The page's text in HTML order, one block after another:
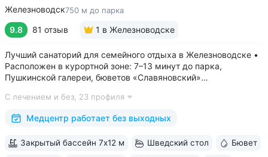
Железноводск750 м до парка
9.8 81 отзыв 1 в Железноводске
Лучший санаторий для семейного отдыха в Железноводске •
Расположен в курортной зоне: 7–13 минут до парка,
Пушкинской галереи, бюветов «Славяновский»
«Славяновская» • Все в одном здании: не нужно выходить
на улицу, чтобы получить лечение,...
С лечением и без, 23 профиля
Медцентр работает без выходных
Закрытый бассейн 7х12 м Шведский стол Бювет